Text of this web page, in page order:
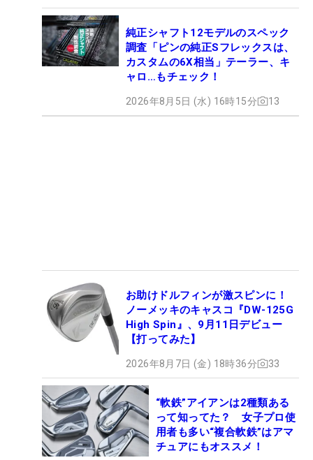
純正シャフト12モデルのスペック
調査「ピンの純正Sフレックスは、
カスタムの6X相当」テーラー、キ
ャロ…もチェック！
2026年8月5日 (水) 16時15分 13
お助けドルフィンが激スピンに！
ノーメッキのキャスコ『DW-125G
High Spin』、9月11日デビュー
【打ってみた】
2026年8月7日 (金) 18時36分 33
“軟鉄”アイアンは2種類ある
って知ってた？ 女子プロ使
用者も多い“複合軟鉄”はアマ
チュアにもオススメ！